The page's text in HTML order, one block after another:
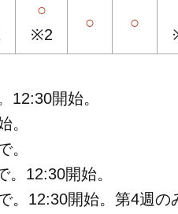
○
※2
○ ○
12:30開始。
。
。
12:30開始。
。12:30開始。第4週の